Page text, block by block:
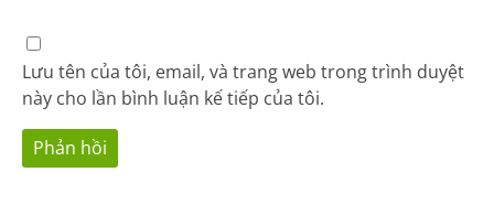
Lưu tên của tôi, email, và trang web trong trình duyệt
này cho lần bình luận kế tiếp của tôi.